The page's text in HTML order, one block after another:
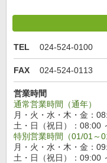
TEL 024-524-0100
FAX 024-524-0113
営業時間
通常営業時間（通年）
月・火・水・木・金：
土・日（祝日）：08:00
特別営業時間（01/01～
月・火・水・木・金：
土・日（祝日）：09:00